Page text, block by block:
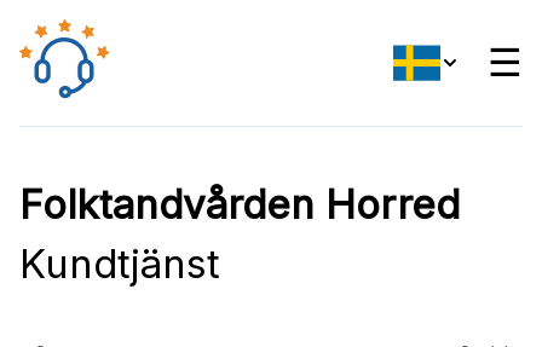
☰
Folktandvården Horred
Kundtjänst